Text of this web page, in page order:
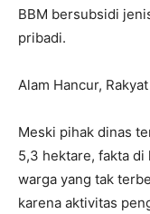
BBM bersubsidi
pribadi.
Alam Hancur,
Meski pihak dinas
5,3 hektare, fakta di
warga yang tak
karena aktivitas